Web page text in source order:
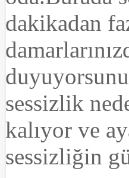
dakikadan
sessizlik
kalıyor ve
sessizliğin